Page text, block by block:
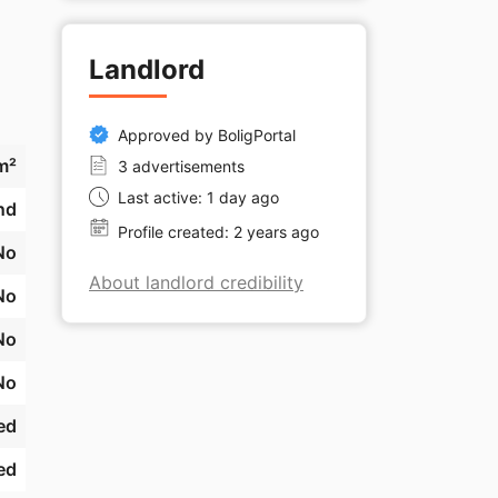
Landlord
Approved by BoligPortal
3 advertisements
Last active: 1 day ago
Profile created: 2 years ago
About landlord credibility